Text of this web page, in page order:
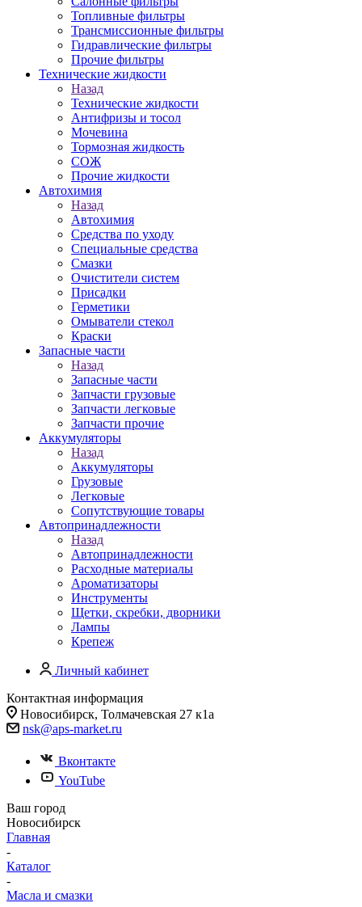
Топливные фильтры
Трансмиссионные фильтры
Гидравлические фильтры
Прочие фильтры
Технические жидкости
Назад
Технические жидкости
Антифризы и тосол
Мочевина
Тормозная жидкость
СОЖ
Прочие жидкости
Автохимия
Назад
Автохимия
Средства по уходу
Специальные средства
Смазки
Очистители систем
Присадки
Герметики
Омыватели стекол
Краски
Запасные части
Назад
Запасные части
Запчасти грузовые
Запчасти легковые
Запчасти прочие
Аккумуляторы
Назад
Аккумуляторы
Грузовые
Легковые
Сопутствующие товары
Автопринадлежности
Назад
Автопринадлежности
Расходные материалы
Ароматизаторы
Инструменты
Щетки, скребки, дворники
Лампы
Крепеж
Личный кабинет
Контактная информация
Новосибирск, Толмачевская 27 к1а
nsk@aps-market.ru
Вконтакте
YouTube
Ваш город
Новосибирск
Главная
-
Каталог
-
Масла и смазки